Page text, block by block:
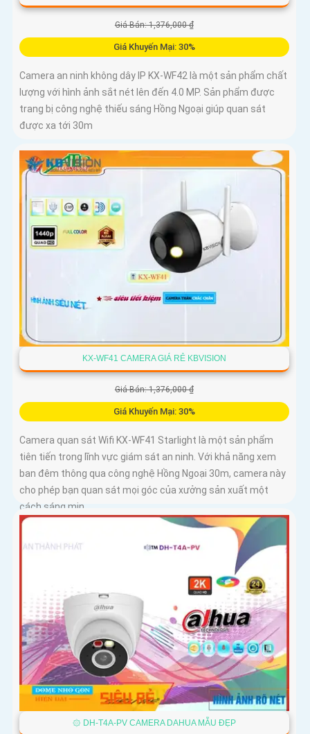
Giá Bán: 1,376,000 ₫
Giá Khuyến Mại: 30%
Camera an ninh không dây IP KX-WF42 là một sản phẩm chất
lượng với hình ảnh sắt nét lên đến 4.0 MP. Sản phẩm được
trang bị công nghệ thiếu sáng Hồng Ngoại giúp quan sát
được xa tới 30m
KX-WF41 CAMERA GIÁ RẺ KBVISION
Giá Bán: 1,376,000 ₫
Giá Khuyến Mại: 30%
Camera quan sát Wifi KX-WF41 Starlight là một sản phẩm
tiên tiến trong lĩnh vực giám sát an ninh. Với khả năng xem
ban đêm thông qua công nghệ Hồng Ngoại 30m, camera này
cho phép bạn quan sát mọi góc của xưởng sản xuất một
cách sáng mịn
۞ DH-T4A-PV CAMERA DAHUA MẪU ĐẸP